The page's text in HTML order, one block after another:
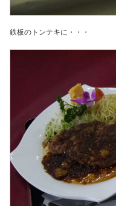
鉄板のトンテキに・・・